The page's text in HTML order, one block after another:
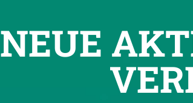
NEUE